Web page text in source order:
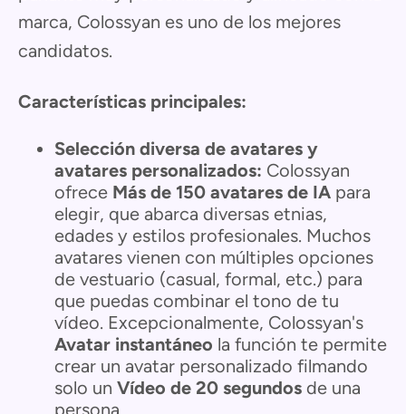
marca, Colossyan es uno de los mejores
candidatos.
Características principales:
Selección diversa de avatares y
avatares personalizados: Colossyan
ofrece Más de 150 avatares de IA para
elegir, que abarca diversas etnias,
edades y estilos profesionales. Muchos
avatares vienen con múltiples opciones
de vestuario (casual, formal, etc.) para
que puedas combinar el tono de tu
vídeo. Excepcionalmente, Colossyan's
Avatar instantáneo la función te permite
crear un avatar personalizado filmando
solo un Vídeo de 20 segundos de una
persona.